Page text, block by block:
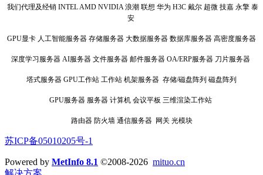
我们代理及经销 INTEL AMD NVIDIA 浪潮 联想 华为 H3C 戴尔 超微 技嘉 永擎 泰
安
GPU显卡 人工智能服务器 存储服务器 大数据服务器 数据库服务器 高密度服务器
深度学习服务器 AI服务器 文件服务器 邮件服务器 OA/ERP服务器 刀片服务器
塔式服务器 GPU工作站 工作站 机架服务器 存储/磁盘阵列 磁盘阵列
GPU服务器 服务器 计算机 会议平板 三维渲染工作站
路由器 防火墙 通信服务器 网关 光模块
苏ICP备05010205号-1
Powered by MetInfo 8.1 ©2008-2026 mituo.cn
解决方案